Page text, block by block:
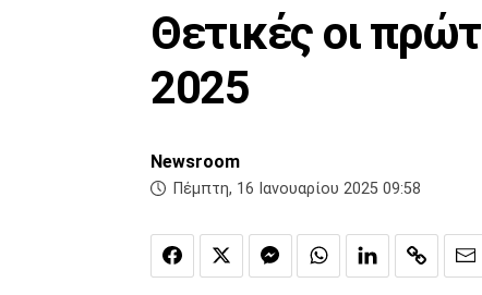
Θετικές οι
2025
Newsroom
Πέμπτη, 16 Ιανουαρίου 2025 09:58